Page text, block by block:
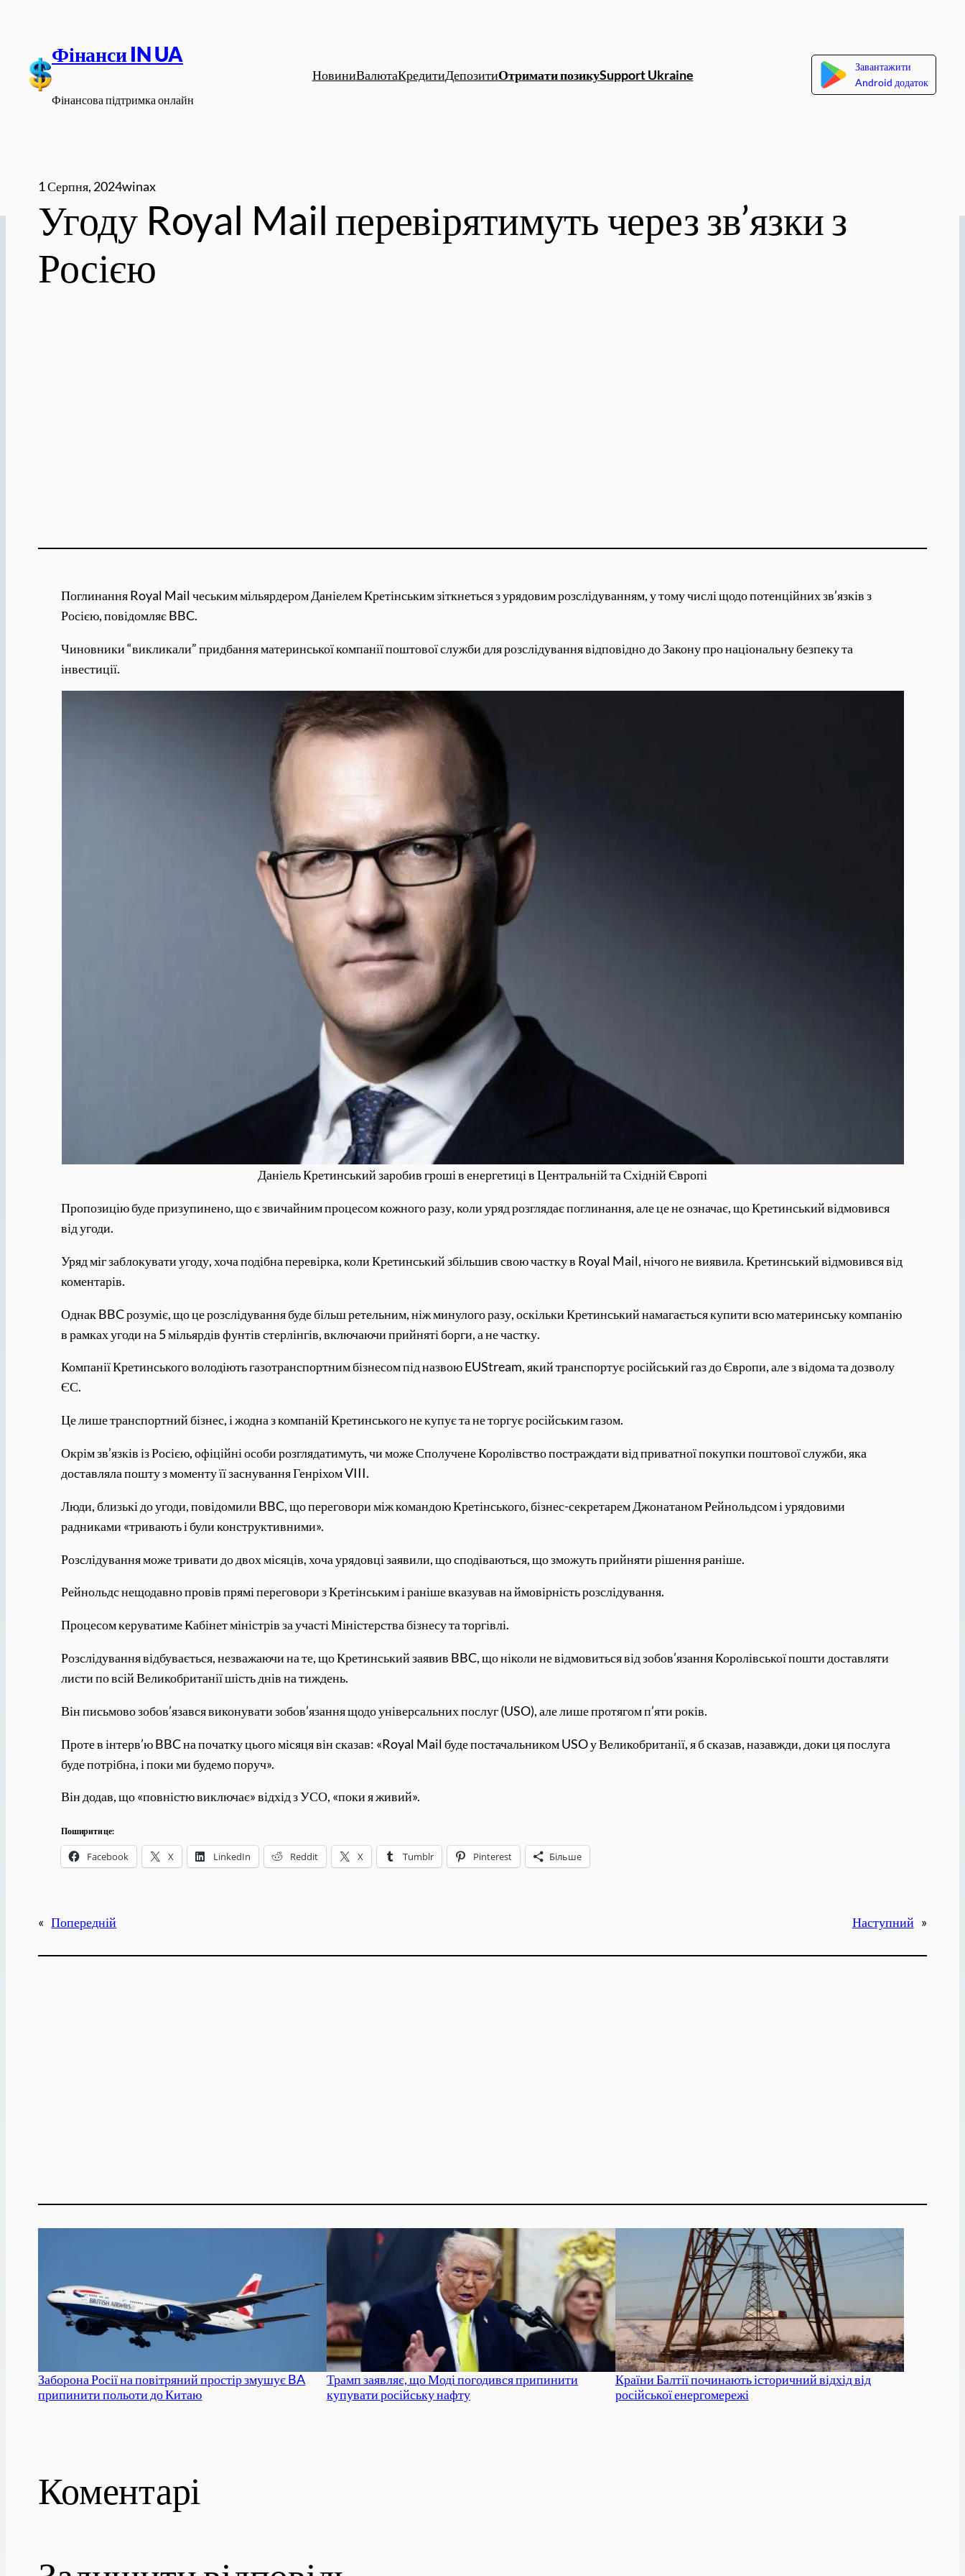
вмісту
Фінанси IN UA
Фінансова підтримка онлайн
НовиниВалютаКредитиДепозитиОтримати позикуSupport Ukraine
Завантажити
Android додаток
1 Серпня, 2024winax
Угоду Royal Mail перевірятимуть через зв’язки з
Росією
Поглинання Royal Mail чеським мільярдером Даніелем Кретінським зіткнеться з урядовим розслідуванням, у тому числі щодо потенційних зв’язків з
Росією, повідомляє BBC.
Чиновники “викликали” придбання материнської компанії поштової служби для розслідування відповідно до Закону про національну безпеку та
інвестиції.
Даніель Кретинський заробив гроші в енергетиці в Центральній та Східній Європі
Пропозицію буде призупинено, що є звичайним процесом кожного разу, коли уряд розглядає поглинання, але це не означає, що Кретинський відмовився
від угоди.
Уряд міг заблокувати угоду, хоча подібна перевірка, коли Кретинський збільшив свою частку в Royal Mail, нічого не виявила. Кретинський відмовився від
коментарів.
Однак BBC розуміє, що це розслідування буде більш ретельним, ніж минулого разу, оскільки Кретинський намагається купити всю материнську компанію
в рамках угоди на 5 мільярдів фунтів стерлінгів, включаючи прийняті борги, а не частку.
Компанії Кретинського володіють газотранспортним бізнесом під назвою EUStream, який транспортує російський газ до Європи, але з відома та дозволу
ЄС.
Це лише транспортний бізнес, і жодна з компаній Кретинського не купує та не торгує російським газом.
Окрім зв’язків із Росією, офіційні особи розглядатимуть, чи може Сполучене Королівство постраждати від приватної покупки поштової служби, яка
доставляла пошту з моменту її заснування Генріхом VIII.
Люди, близькі до угоди, повідомили BBC, що переговори між командою Кретінського, бізнес-секретарем Джонатаном Рейнольдсом і урядовими
радниками «тривають і були конструктивними».
Розслідування може тривати до двох місяців, хоча урядовці заявили, що сподіваються, що зможуть прийняти рішення раніше.
Рейнольдс нещодавно провів прямі переговори з Кретінським і раніше вказував на ймовірність розслідування.
Процесом керуватиме Кабінет міністрів за участі Міністерства бізнесу та торгівлі.
Розслідування відбувається, незважаючи на те, що Кретинський заявив BBC, що ніколи не відмовиться від зобов’язання Королівської пошти доставляти
листи по всій Великобританії шість днів на тиждень.
Він письмово зобов’язався виконувати зобов’язання щодо універсальних послуг (USO), але лише протягом п’яти років.
Проте в інтерв’ю BBC на початку цього місяця він сказав: «Royal Mail буде постачальником USO у Великобританії, я б сказав, назавжди, доки ця послуга
буде потрібна, і поки ми будемо поруч».
Він додав, що «повністю виключає» відхід з УСО, «поки я живий».
Поширити це:
Facebook X LinkedIn Reddit X Tumblr Pinterest Більше
« Попередній Наступний »
Заборона Росії на повітряний простір змушує BA
припинити польоти до Китаю
Трамп заявляє, що Моді погодився припинити
купувати російську нафту
Країни Балтії починають історичний відхід від
російської енергомережі
Коментарі